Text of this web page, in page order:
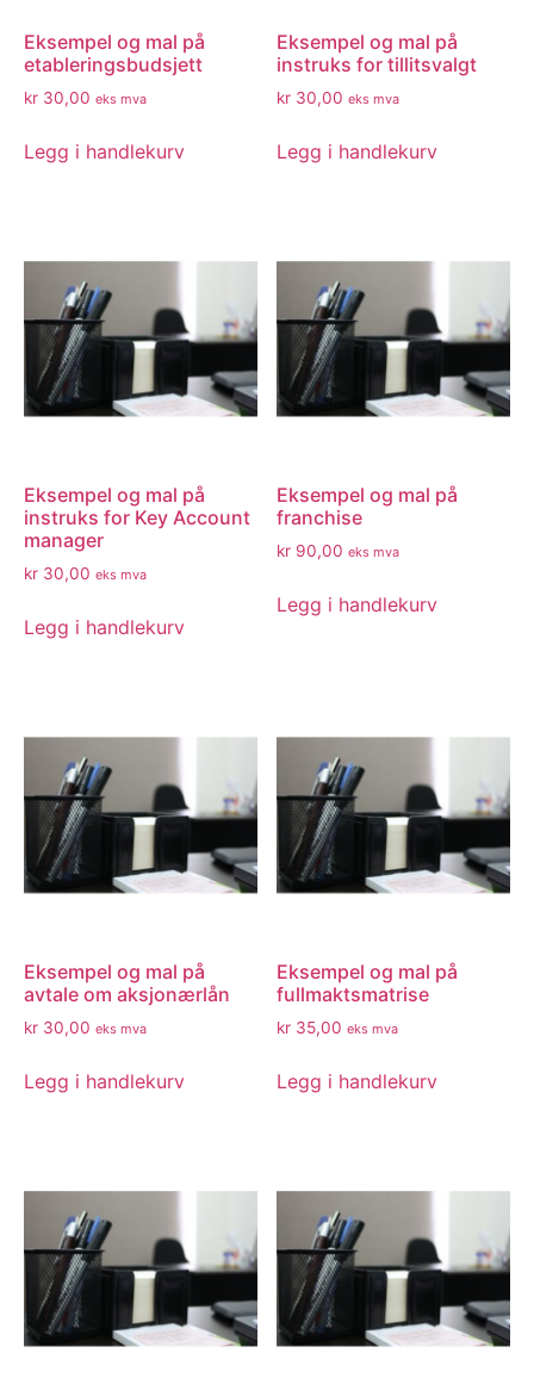
Eksempel og mal på
etableringsbudsjett
kr 30,00 eks mva
Legg i handlekurv
Eksempel og mal på
instruks for tillitsvalgt
kr 30,00 eks mva
Legg i handlekurv
Eksempel og mal på
instruks for Key Account
manager
kr 30,00 eks mva
Legg i handlekurv
Eksempel og mal på
franchise
kr 90,00 eks mva
Legg i handlekurv
Eksempel og mal på
avtale om aksjonærlån
kr 30,00 eks mva
Legg i handlekurv
Eksempel og mal på
fullmaktsmatrise
kr 35,00 eks mva
Legg i handlekurv